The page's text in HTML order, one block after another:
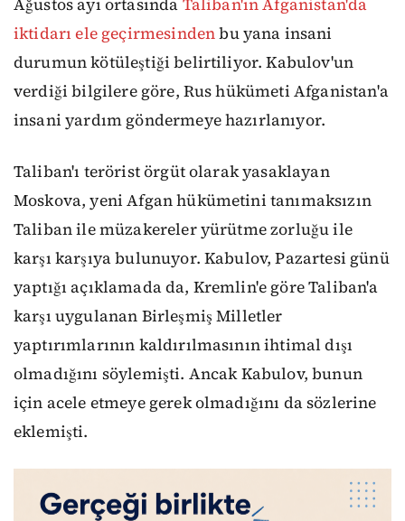
Ağustos ayı ortasında Taliban'ın Afganistan'da
iktidarı ele geçirmesindenbu yana insani
durumun kötüleştiği belirtiliyor. Kabulov'un
verdiği bilgilere göre, Rus hükümeti Afganistan'a
insani yardım göndermeye hazırlanıyor.
Taliban'ı terörist örgüt olarak yasaklayan
Moskova, yeni Afgan hükümetini tanımaksızın
Taliban ile müzakereler yürütme zorluğu ile
karşı karşıya bulunuyor. Kabulov, Pazartesi günü
yaptığı açıklamada da, Kremlin'e göre Taliban'a
karşı uygulanan Birleşmiş Milletler
yaptırımlarının kaldırılmasının ihtimal dışı
olmadığını söylemişti. Ancak Kabulov, bunun
için acele etmeye gerek olmadığını da sözlerine
eklemişti.